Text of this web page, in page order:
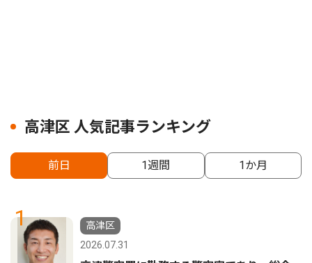
高津区 人気記事ランキング
前日 1週間 1か月
1
高津区
2026.07.31